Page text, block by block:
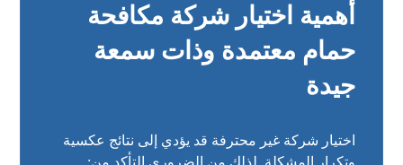
أهمية اختيار شركة مكافحة
حمام معتمدة وذات سمعة
جيدة
اختيار شركة غير محترفة قد يؤدي إلى نتائج عكسية
وتكرار المشكلة. لذلك من الضروري التأكد من: